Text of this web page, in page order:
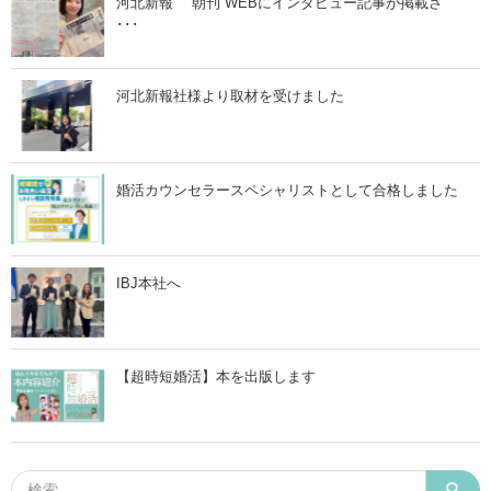
･･･
河北新報社様より取材を受けました
婚活カウンセラースペシャリストとして合格しました
IBJ本社へ
【超時短婚活】本を出版します